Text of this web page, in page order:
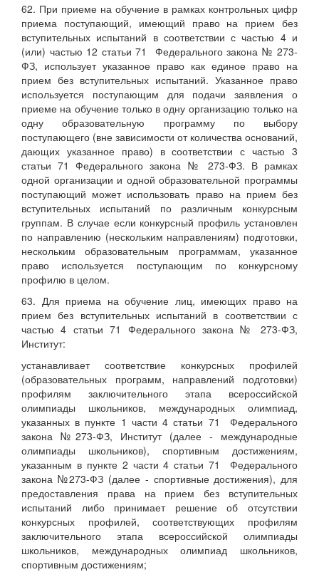
62. При приеме на обучение в рамках контрольных цифр
приема поступающий, имеющий право на прием без
вступительных испытаний в соответствии с частью 4 и
(или) частью 12 статьи 71 Федерального закона № 273-
ФЗ, использует указанное право как единое право на
прием без вступительных испытаний. Указанное право
используется поступающим для подачи заявления о
приеме на обучение только в одну организацию только на
одну образовательную программу по выбору
поступающего (вне зависимости от количества оснований,
дающих указанное право) в соответствии с частью 3
статьи 71 Федерального закона № 273-ФЗ. В рамках
одной организации и одной образовательной программы
поступающий может использовать право на прием без
вступительных испытаний по различным конкурсным
группам. В случае если конкурсный профиль установлен
по направлению (нескольким направлениям) подготовки,
нескольким образовательным программам, указанное
право используется поступающим по конкурсному
профилю в целом.
63. Для приема на обучение лиц, имеющих право на
прием без вступительных испытаний в соответствии с
частью 4 статьи 71 Федерального закона № 273-ФЗ,
Институт:
устанавливает соответствие конкурсных профилей
(образовательных программ, направлений подготовки)
профилям заключительного этапа всероссийской
олимпиады школьников, международных олимпиад,
указанных в пункте 1 части 4 статьи 71 Федерального
закона №273-ФЗ, Институт (далее - международные
олимпиады школьников), спортивным достижениям,
указанным в пункте 2 части 4 статьи 71 Федерального
закона №273-ФЗ (далее - спортивные достижения), для
предоставления права на прием без вступительных
испытаний либо принимает решение об отсутствии
конкурсных профилей, соответствующих профилям
заключительного этапа всероссийской олимпиады
школьников, международных олимпиад школьников,
спортивным достижениям;